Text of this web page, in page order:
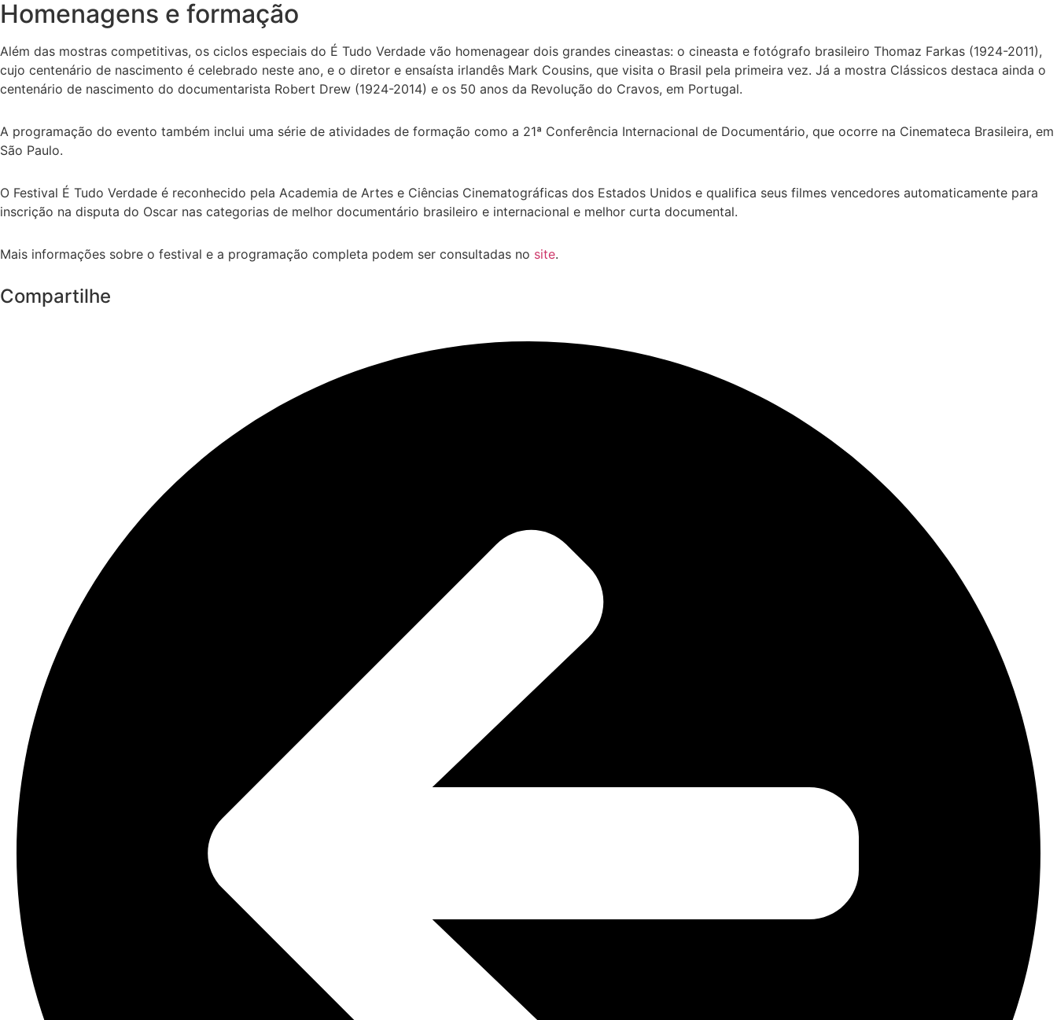
Homenagens e formação
Além das mostras competitivas, os ciclos especiais do É Tudo Verdade vão homenagear dois grandes cineastas: o cineasta e fotógrafo brasileiro Thomaz Farkas (1924-2011),
cujo centenário de nascimento é celebrado neste ano, e o diretor e ensaísta irlandês Mark Cousins, que visita o Brasil pela primeira vez. Já a mostra Clássicos destaca ainda o
centenário de nascimento do documentarista Robert Drew (1924-2014) e os 50 anos da Revolução do Cravos, em Portugal.
A programação do evento também inclui uma série de atividades de formação como a 21ª Conferência Internacional de Documentário, que ocorre na Cinemateca Brasileira, em
São Paulo.
O Festival É Tudo Verdade é reconhecido pela Academia de Artes e Ciências Cinematográficas dos Estados Unidos e qualifica seus filmes vencedores automaticamente para
inscrição na disputa do Oscar nas categorias de melhor documentário brasileiro e internacional e melhor curta documental.
Mais informações sobre o festival e a programação completa podem ser consultadas no site.
Compartilhe